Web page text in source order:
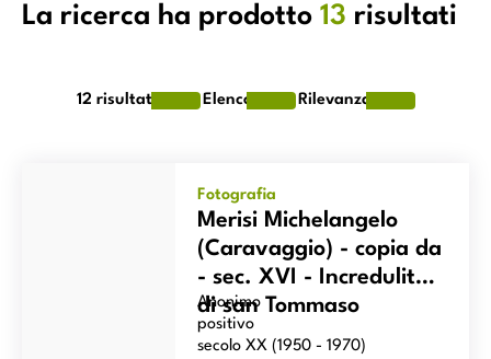
La ricerca ha prodotto 13 risultati
12 risultati Elenco Rilevanza
Incredulità di san Tommaso
Merisi Michelangelo
(Caravaggio) - copia da
- sec. XVI - Incredulità
di san Tommaso
Anonimo
Fotografia
positivo
secolo XX (1950 - 1970)